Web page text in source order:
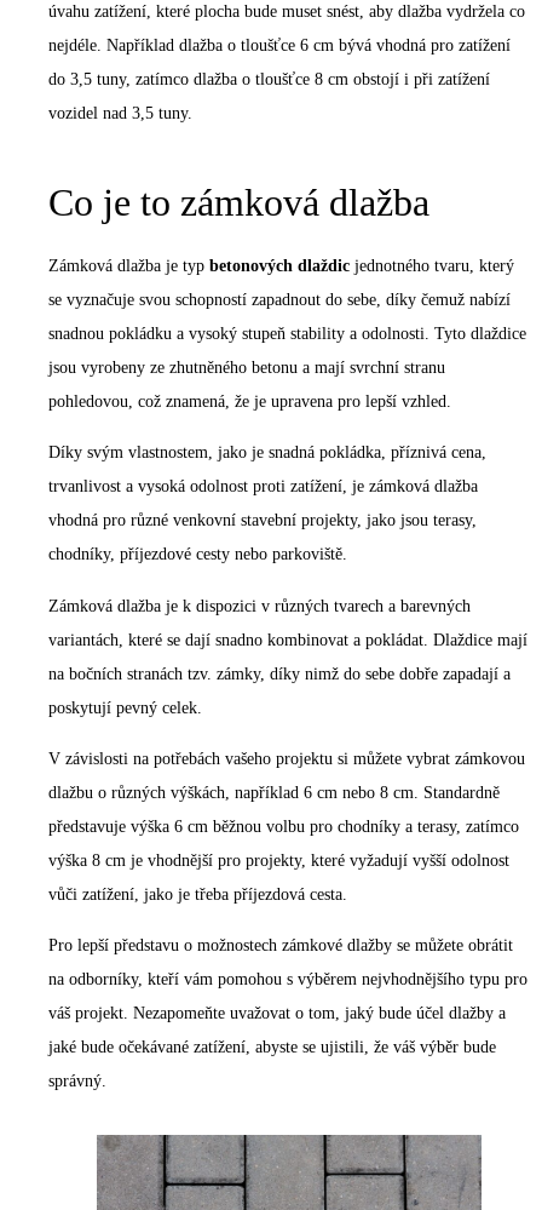
úvahu zatížení, které plocha bude muset snést, aby dlažba vydržela co
nejdéle. Například dlažba o tloušťce 6 cm bývá vhodná pro zatížení
do 3,5 tuny, zatímco dlažba o tloušťce 8 cm obstojí i při zatížení
vozidel nad 3,5 tuny.
Co je to zámková dlažba
Zámková dlažba je typ betonových dlaždic jednotného tvaru, který
se vyznačuje svou schopností zapadnout do sebe, díky čemuž nabízí
snadnou pokládku a vysoký stupeň stability a odolnosti. Tyto dlaždice
jsou vyrobeny ze zhutněného betonu a mají svrchní stranu
pohledovou, což znamená, že je upravena pro lepší vzhled.
Díky svým vlastnostem, jako je snadná pokládka, příznivá cena,
trvanlivost a vysoká odolnost proti zatížení, je zámková dlažba
vhodná pro různé venkovní stavební projekty, jako jsou terasy,
chodníky, příjezdové cesty nebo parkoviště.
Zámková dlažba je k dispozici v různých tvarech a barevných
variantách, které se dají snadno kombinovat a pokládat. Dlaždice mají
na bočních stranách tzv. zámky, díky nimž do sebe dobře zapadají a
poskytují pevný celek.
V závislosti na potřebách vašeho projektu si můžete vybrat zámkovou
dlažbu o různých výškách, například 6 cm nebo 8 cm. Standardně
představuje výška 6 cm běžnou volbu pro chodníky a terasy, zatímco
výška 8 cm je vhodnější pro projekty, které vyžadují vyšší odolnost
vůči zatížení, jako je třeba příjezdová cesta.
Pro lepší představu o možnostech zámkové dlažby se můžete obrátit
na odborníky, kteří vám pomohou s výběrem nejvhodnějšího typu pro
váš projekt. Nezapomeňte uvažovat o tom, jaký bude účel dlažby a
jaké bude očekávané zatížení, abyste se ujistili, že váš výběr bude
správný.